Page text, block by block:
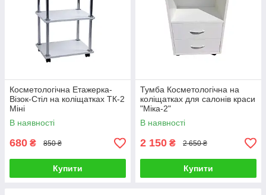
Косметологічна Етажерка-
Візок-Стіл на коліщатках ТК-2
Міні
В наявності
680 ₴ 850 ₴
Купити
Тумба Косметологічна на
коліщатках для салонів краси
"Міка-2"
В наявності
2 150 ₴ 2 650 ₴
Купити